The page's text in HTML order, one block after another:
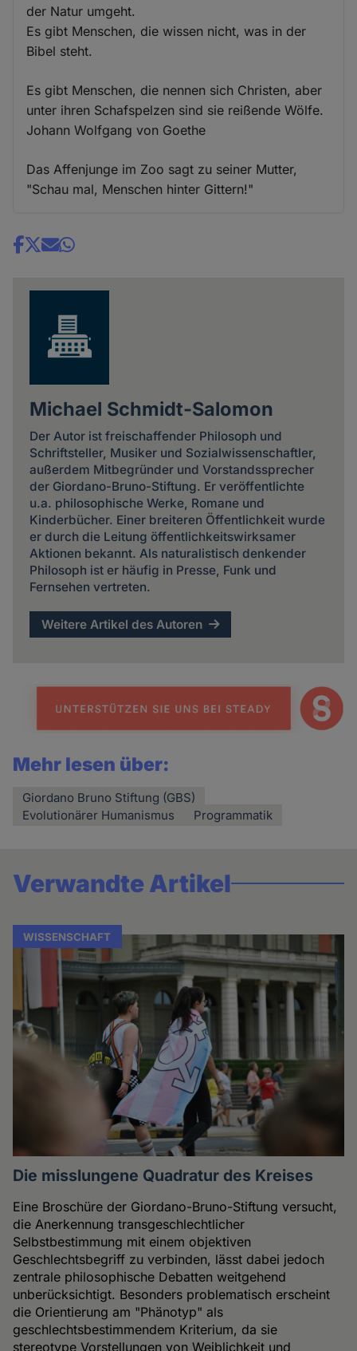
der Natur umgeht.
Es gibt Menschen, die wissen nicht, was in der
Bibel steht.
Es gibt Menschen, die nennen sich Christen, aber
unter ihren Schafspelzen sind sie reißende Wölfe.
Johann Wolfgang von Goethe
Das Affenjunge im Zoo sagt zu seiner Mutter,
"Schau mal, Menschen hinter Gittern!"
Share
Michael Schmidt-Salomon
Der Autor ist freischaffender Philosoph und
Schriftsteller, Musiker und Sozialwissenschaftler,
außerdem Mitbegründer und Vorstandssprecher
der Giordano-Bruno-Stiftung. Er veröffentlichte
u.a. philosophische Werke, Romane und
Kinderbücher. Einer breiteren Öffentlichkeit wurde
er durch die Leitung öffentlichkeitswirksamer
Aktionen bekannt. Als naturalistisch denkender
Philosoph ist er häufig in Presse, Funk und
Fernsehen vertreten.
Weitere Artikel des Autoren
Mehr lesen über:
Giordano Bruno Stiftung (GBS)
Evolutionärer Humanismus
Programmatik
Verwandte Artikel
WISSENSCHAFT
Die misslungene Quadratur des Kreises
Eine Broschüre der Giordano-Bruno-Stiftung versucht,
die Anerkennung transgeschlechtlicher
Selbstbestimmung mit einem objektiven
Geschlechtsbegriff zu verbinden, lässt dabei jedoch
zentrale philosophische Debatten weitgehend
unberücksichtigt. Besonders problematisch erscheint
die Orientierung am "Phänotyp" als
geschlechtsbestimmendem Kriterium, da sie
stereotype Vorstellungen von Weiblichkeit und